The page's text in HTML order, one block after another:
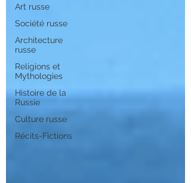
Art russe
Société russe
Architecture
russe
Religions et
Mythologies
Histoire de la
Russie
Culture russe
Récits-Fictions